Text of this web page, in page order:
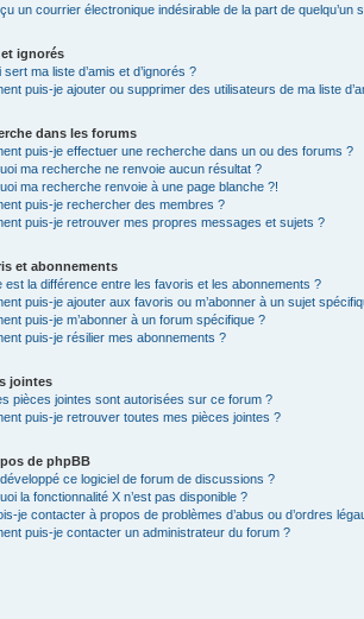
un courrier électronique indésirable de la part de quelqu’un
ignorés
sert ma liste d’amis et d’ignorés ?
puis-je ajouter ou supprimer des utilisateurs de ma liste
dans les forums
puis-je effectuer une recherche dans un ou des forums ?
ma recherche ne renvoie aucun résultat ?
ma recherche renvoie à une page blanche ?!
puis-je rechercher des membres ?
puis-je retrouver mes propres messages et sujets ?
et abonnements
est la différence entre les favoris et les abonnements ?
puis-je ajouter aux favoris ou m’abonner à un sujet
puis-je m’abonner à un forum spécifique ?
puis-je résilier mes abonnements ?
jointes
pièces jointes sont autorisées sur ce forum ?
puis-je retrouver toutes mes pièces jointes ?
de phpBB
ce logiciel de forum de discussions ?
la fonctionnalité X n’est pas disponible ?
je contacter à propos de problèmes d’abus ou d’ordres
puis-je contacter un administrateur du forum ?